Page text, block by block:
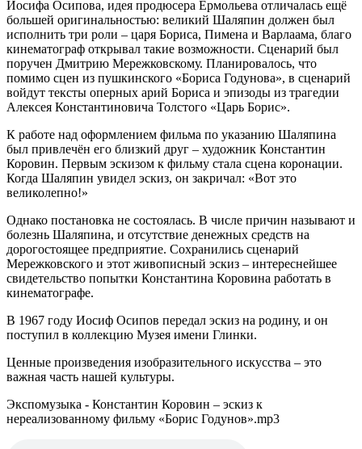
Иосифа Осипова, идея продюсера Ермольева отличалась ещё
большей оригинальностью: великий Шаляпин должен был
исполнить три роли – царя Бориса, Пимена и Варлаама, благо
кинематограф открывал такие возможности. Сценарий был
поручен Дмитрию Мережковскому. Планировалось, что
помимо сцен из пушкинского «Бориса Годунова», в сценарий
войдут тексты оперных арий Бориса и эпизоды из трагедии
Алексея Константиновича Толстого «Царь Борис».
К работе над оформлением фильма по указанию Шаляпина
был привлечён его близкий друг – художник Константин
Коровин. Первым эскизом к фильму стала сцена коронации.
Когда Шаляпин увидел эскиз, он закричал: «Вот это
великолепно!»
Однако постановка не состоялась. В числе причин называют и
болезнь Шаляпина, и отсутствие денежных средств на
дорогостоящее предприятие. Сохранились сценарий
Мережковского и этот живописный эскиз – интереснейшее
свидетельство попытки Константина Коровина работать в
кинематографе.
В 1967 году Иосиф Осипов передал эскиз на родину, и он
поступил в коллекцию Музея имени Глинки.
Ценные произведения изобразительного искусства – это
важная часть нашей культуры.
Экспомузыка - Константин Коровин – эскиз к
нереализованному фильму «Борис Годунов».mp3